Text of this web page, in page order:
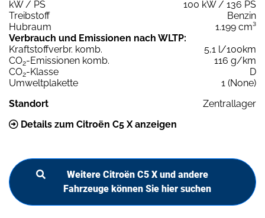
kW / PS
100 kW / 136 PS
Treibstoff
Benzin
Hubraum
1.199 cm³
Verbrauch und Emissionen nach WLTP:
Kraftstoffverbr. komb.
5,1 l/100km
CO2-Emissionen komb.
116 g/km
CO2-Klasse
D
Umweltplakette
1 (None)
Standort
Zentrallager
Details zum Citroën C5 X anzeigen
Weitere Citroën C5 X und andere
Fahrzeuge können Sie hier suchen